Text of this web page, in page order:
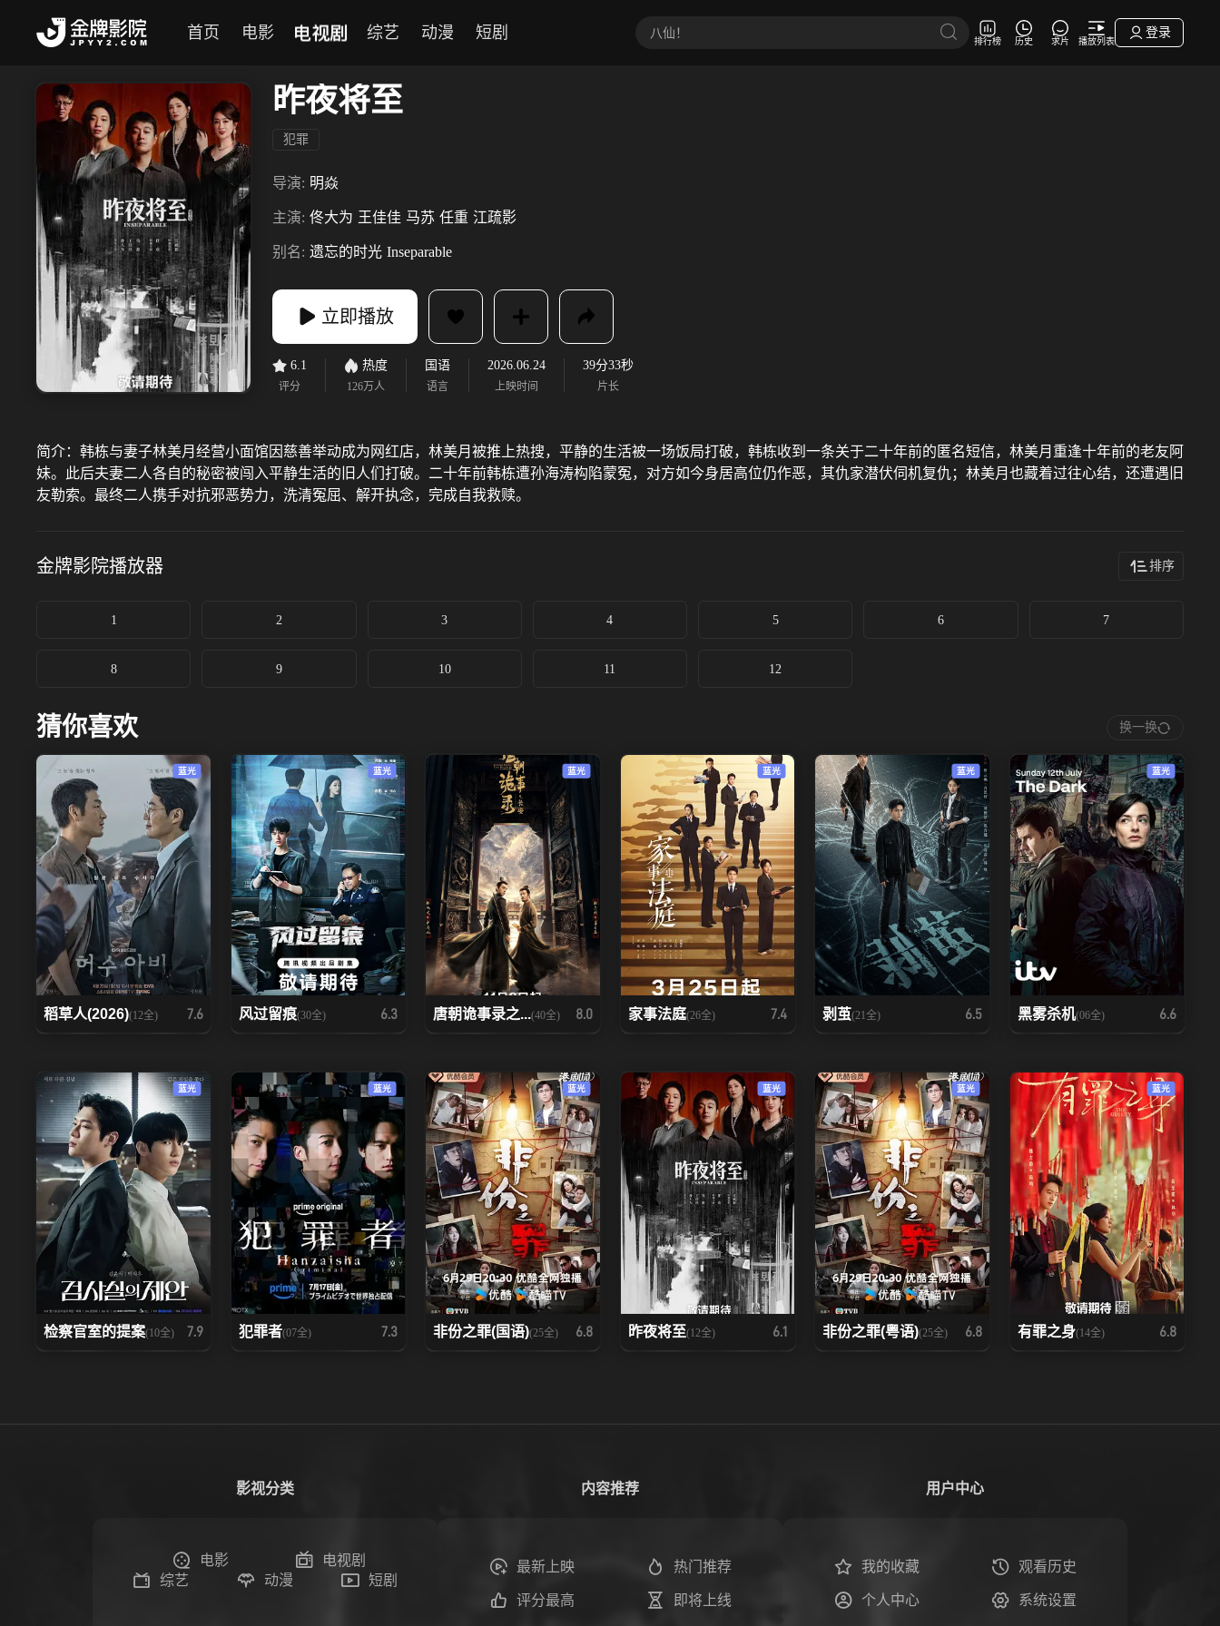
首页 电影 电视剧 综艺 动漫 短剧 排行榜 历史 求片 播放列表
登录
昨夜将至
犯罪
导演: 明焱
主演: 佟大为 王佳佳 马苏 任重 江疏影
别名: 遗忘的时光 Inseparable
立即播放
6.1
评分
热度
126万人
国语
语言
2026.06.24
上映时间
39分33秒
片长
简介： 韩栋与妻子林美月经营小面馆因慈善举动成为网红店，林美月被推上热搜，平静的生活被一场饭局打破，韩栋收到一条关于二十年前的匿名短信，林美月重逢十年前的老友阿
妹。此后夫妻二人各自的秘密被闯入平静生活的旧人们打破。二十年前韩栋遭孙海涛构陷蒙冤，对方如今身居高位仍作恶，其仇家潜伏伺机复仇；林美月也藏着过往心结，还遭遇旧
友勒索。最终二人携手对抗邪恶势力，洗清冤屈、解开执念，完成自我救赎。
金牌影院播放器 排序
1 2 3 4 5 6 7
8 9 10 11 12
猜你喜欢 换一换
蓝光
稻草人(2026)(12全) 7.6
蓝光
风过留痕(30全) 6.3
蓝光
唐朝诡事录之...(40全) 8.0
蓝光
家事法庭(26全) 7.4
蓝光
剥茧(21全) 6.5
蓝光
黑雾杀机(06全) 6.6
蓝光
检察官室的提案(10全) 7.9
蓝光
犯罪者(07全) 7.3
蓝光
非份之罪(国语)(25全) 6.8
蓝光
昨夜将至(12全) 6.1
蓝光
非份之罪(粤语)(25全) 6.8
蓝光
有罪之身(14全) 6.8
影视分类
电影
电视剧
综艺
动漫 短剧
内容推荐
最新上映 热门推荐
评分最高 即将上线
用户中心
我的收藏 观看历史
个人中心 系统设置